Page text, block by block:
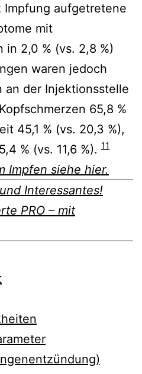
aufgetretene
mit
2,0 % (vs. 2,8 %)
waren jedoch
an der Injektionsstelle
65,8 %
45,1 % (vs. 20,3 %),
% (vs. 11,6 %). 11
Impfen siehe hier.
Interessantes!
PRO – mit